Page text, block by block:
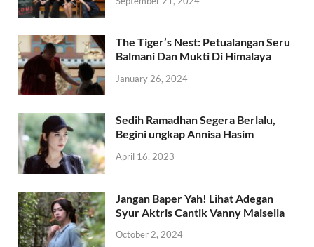
The Tiger’s Nest: Petualangan Seru
Balmani Dan Mukti Di Himalaya
January 26, 2024
Sedih Ramadhan Segera Berlalu,
Begini ungkap Annisa Hasim
April 16, 2023
Jangan Baper Yah! Lihat Adegan
Syur Aktris Cantik Vanny Maisella
October 2, 2024